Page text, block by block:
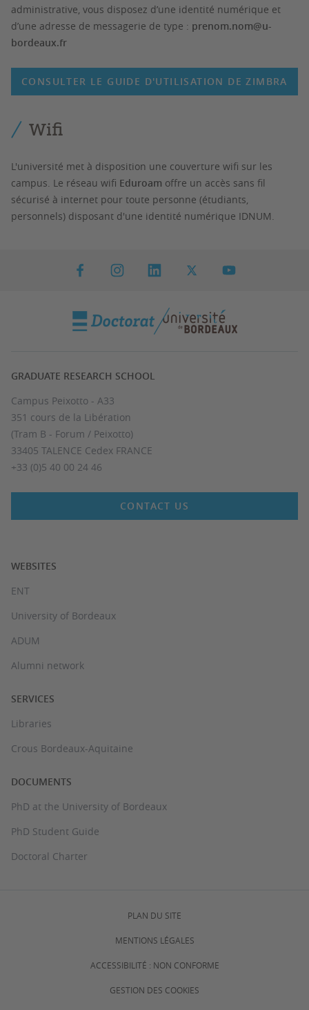
administrative, vous disposez d’une identité numérique et
d’une adresse de messagerie de type : prenom.nom@u-
bordeaux.fr
CONSULTER LE GUIDE D'UTILISATION DE ZIMBRA
Wifi
L'université met à disposition une couverture wifi sur les
campus. Le réseau wifi Eduroam offre un accès sans fil
sécurisé à internet pour toute personne (étudiants,
personnels) disposant d'une identité numérique IDNUM.
GRADUATE RESEARCH SCHOOL
Campus Peixotto - A33
351 cours de la Libération
(Tram B - Forum / Peixotto)
33405 TALENCE Cedex FRANCE
+33 (0)5 40 00 24 46
CONTACT US
WEBSITES
ENT
University of Bordeaux
ADUM
Alumni network
SERVICES
Libraries
Crous Bordeaux-Aquitaine
DOCUMENTS
PhD at the University of Bordeaux
PhD Student Guide
Doctoral Charter
PLAN DU SITE
MENTIONS LÉGALES
ACCESSIBILITÉ : NON CONFORME
GESTION DES COOKIES